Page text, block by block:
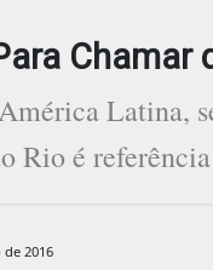
Chamar
Latina,
Rio é
2016